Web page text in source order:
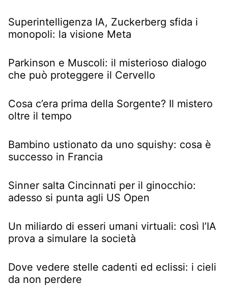
Superintelligenza IA, Zuckerberg sfida i
monopoli: la visione Meta
Parkinson e Muscoli: il misterioso dialogo
che può proteggere il Cervello
Cosa c’era prima della Sorgente? Il mistero
oltre il tempo
Bambino ustionato da uno squishy: cosa è
successo in Francia
Sinner salta Cincinnati per il ginocchio:
adesso si punta agli US Open
Un miliardo di esseri umani virtuali: così l’IA
prova a simulare la società
Dove vedere stelle cadenti ed eclissi: i cieli
da non perdere